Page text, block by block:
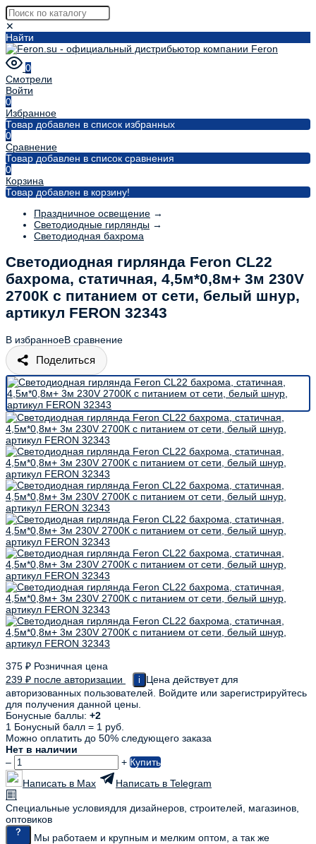
✕
Найти
0
Смотрели
Войти
0
Избранное
Товар добавлен в список избранных
0
Сравнение
Товар добавлен в список сравнения
0
Корзина
Товар добавлен в корзину!
Праздничное освещение →
Светодиодные гирлянды →
Светодиодная бахрома
Светодиодная гирлянда Feron CL22
бахрома, статичная, 4,5м*0,8м+ 3м 230V
2700К c питанием от сети, белый шнур,
артикул FERON 32343
В избранноеВ сравнение
Поделиться
375 ₽ Розничная цена
239 ₽ после авторизации i
Цена действует для
авторизованных пользователей. Войдите или зарегистрируйтесь
для получения данной цены.
Бонусные баллы: +2
1 Бонусный балл = 1 руб.
Можно оплатить до 50% следующего заказа
Нет в наличии
–
+ Купить
Написать в Max
Написать в Telegram
Специальные условиядля дизайнеров, строителей, магазинов,
оптовиков
Мы работаем и крупным и мелким оптом, а так же